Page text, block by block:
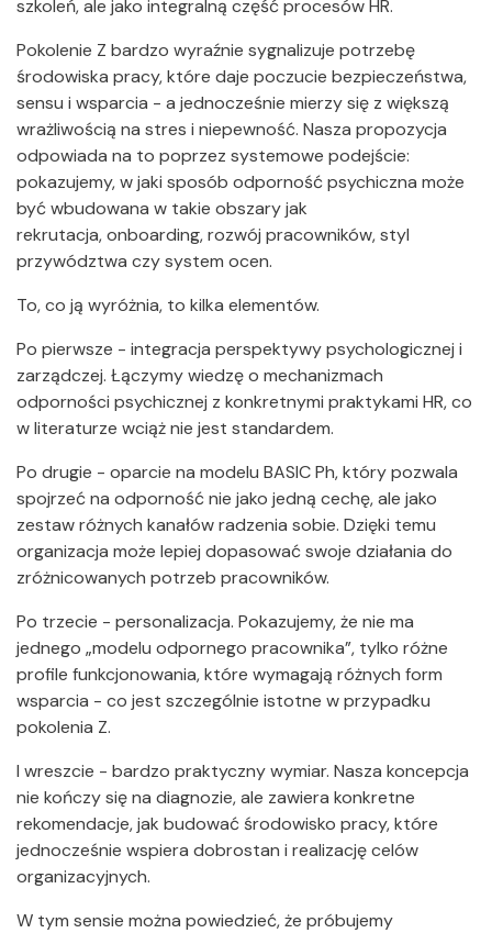
szkoleń, ale jako integralną część procesów HR.
Pokolenie Z bardzo wyraźnie sygnalizuje potrzebę
środowiska pracy, które daje poczucie bezpieczeństwa,
sensu i wsparcia - a jednocześnie mierzy się z większą
wrażliwością na stres i niepewność. Nasza propozycja
odpowiada na to poprzez systemowe podejście:
pokazujemy, w jaki sposób odporność psychiczna może
być wbudowana w takie obszary jak
rekrutacja, onboarding, rozwój pracowników, styl
przywództwa czy system ocen.
To, co ją wyróżnia, to kilka elementów.
Po pierwsze - integracja perspektywy psychologicznej i
zarządczej. Łączymy wiedzę o mechanizmach
odporności psychicznej z konkretnymi praktykami HR, co
w literaturze wciąż nie jest standardem.
Po drugie - oparcie na modelu BASIC Ph, który pozwala
spojrzeć na odporność nie jako jedną cechę, ale jako
zestaw różnych kanałów radzenia sobie. Dzięki temu
organizacja może lepiej dopasować swoje działania do
zróżnicowanych potrzeb pracowników.
Po trzecie - personalizacja. Pokazujemy, że nie ma
jednego „modelu odpornego pracownika”, tylko różne
profile funkcjonowania, które wymagają różnych form
wsparcia - co jest szczególnie istotne w przypadku
pokolenia Z.
I wreszcie - bardzo praktyczny wymiar. Nasza koncepcja
nie kończy się na diagnozie, ale zawiera konkretne
rekomendacje, jak budować środowisko pracy, które
jednocześnie wspiera dobrostan i realizację celów
organizacyjnych.
W tym sensie można powiedzieć, że próbujemy